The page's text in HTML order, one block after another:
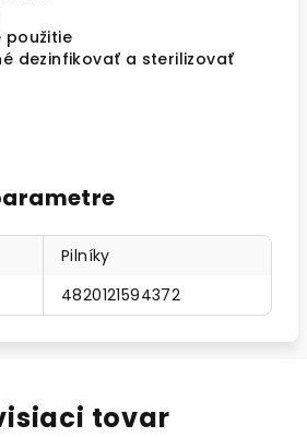
použitie
dezinfikovať a sterilizovať
Pilníky
4820121594372
tovar